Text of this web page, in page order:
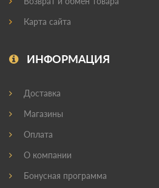
Карта сайта
ИНФОРМАЦИЯ
Доставка
Магазины
Оплата
О компании
Бонусная программа